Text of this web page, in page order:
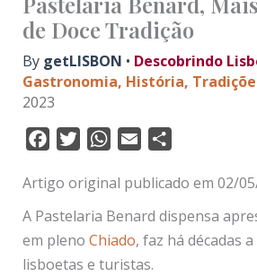
de Doce Tradição
By getLISBON • Descobrindo
Gastronomia, História,
2023
c
e
b
o
i
t
W
a
t
a
i
l
a
r
Artigo original publicado em 02/
A Pastelaria Benard dispensa
em pleno Chiado, faz há décadas
lisboetas e turistas.